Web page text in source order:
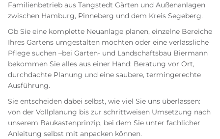
Familienbetrieb aus Tangstedt Gärten und Außenanlagen
zwischen Hamburg, Pinneberg und dem Kreis Segeberg.
Ob Sie eine komplette Neuanlage planen, einzelne Bereiche
Ihres Gartens umgestalten möchten oder eine verlässliche
Pflege suchen –bei Garten- und Landschaftsbau Biermann
bekommen Sie alles aus einer Hand: Beratung vor Ort,
durchdachte Planung und eine saubere, termingerechte
Ausführung.
Sie entscheiden dabei selbst, wie viel Sie uns überlassen:
von der Vollplanung bis zur schrittweisen Umsetzung nach
unserem Baukastenprinzip, bei dem Sie unter fachlicher
Anleitung selbst mit anpacken können.